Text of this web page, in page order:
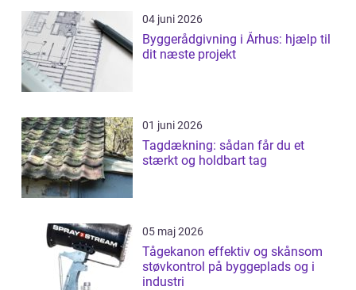
04 juni 2026
Byggerådgivning i Århus: hjælp til
dit næste projekt
01 juni 2026
Tagdækning: sådan får du et
stærkt og holdbart tag
05 maj 2026
Tågekanon effektiv og skånsom
støvkontrol på byggeplads og i
industri